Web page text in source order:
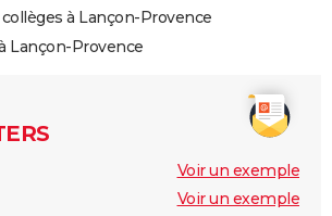
à Lançon-Provence
Lançon-Provence
Voir un exemple
Voir un exemple